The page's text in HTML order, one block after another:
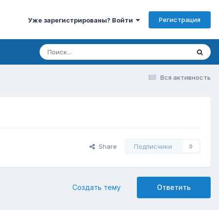
Уже зарегистрированы? Войти Регистрация
Вся активность
Share Подписчики 0
Ответить
Создать тему